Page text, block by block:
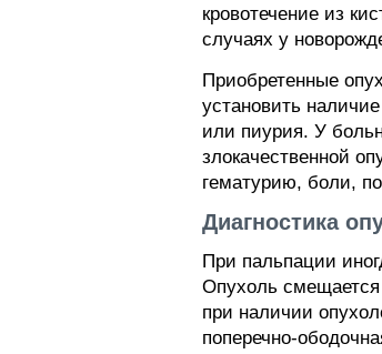
кровотечение из
случаях у
Приобретенные
установить
или пиурия. У
злокачественной
гематурию, боли,
Диагностика
При пальпации
Опухоль
при наличии
поперечно-